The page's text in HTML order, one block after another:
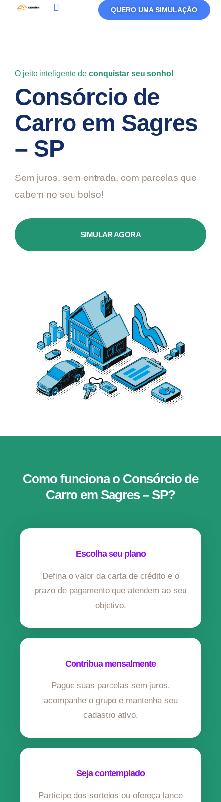
QUERO UMA SIMULAÇÃO
O jeito inteligente de conquistar seu sonho!
Consórcio de
Carro em Sagres
– SP
Sem juros, sem entrada, com parcelas que
cabem no seu bolso!
SIMULAR AGORA
Como funciona o Consórcio de
Carro em Sagres – SP?
Escolha seu plano
Defina o valor da carta de crédito e o
prazo de pagamento que atendem ao seu
objetivo.
Contribua mensalmente
Pague suas parcelas sem juros,
acompanhe o grupo e mantenha seu
cadastro ativo.
Seja contemplado
Participe dos sorteios ou ofereça lance